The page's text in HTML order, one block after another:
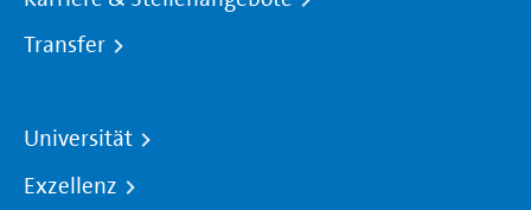
Transfer
Universität
Exzellenz